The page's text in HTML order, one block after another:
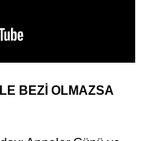
BEZİ OLMAZSA